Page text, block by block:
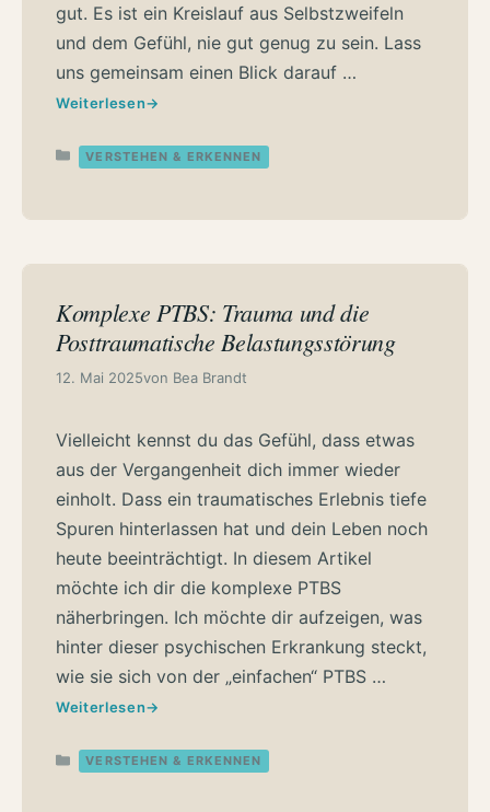
gut. Es ist ein Kreislauf aus Selbstzweifeln
und dem Gefühl, nie gut genug zu sein. Lass
uns gemeinsam einen Blick darauf …
Weiterlesen
Kategorien
VERSTEHEN & ERKENNEN
Komplexe PTBS: Trauma und die
Posttraumatische Belastungsstörung
12. Mai 2025von Bea Brandt
Vielleicht kennst du das Gefühl, dass etwas
aus der Vergangenheit dich immer wieder
einholt. Dass ein traumatisches Erlebnis tiefe
Spuren hinterlassen hat und dein Leben noch
heute beeinträchtigt. In diesem Artikel
möchte ich dir die komplexe PTBS
näherbringen. Ich möchte dir aufzeigen, was
hinter dieser psychischen Erkrankung steckt,
wie sie sich von der „einfachen“ PTBS …
Weiterlesen
Kategorien
VERSTEHEN & ERKENNEN